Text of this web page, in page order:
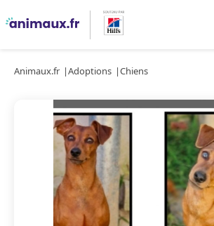
Animaux.fr Adoptions Chiens